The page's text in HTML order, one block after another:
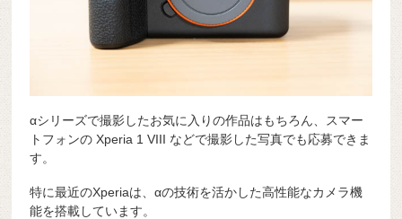
αシリーズで撮影したお気に入りの作品はもちろん、スマー
トフォンの Xperia 1 VIII などで撮影した写真でも応募できま
す。
特に最近のXperiaは、αの技術を活かした高性能なカメラ機
能を搭載しています。